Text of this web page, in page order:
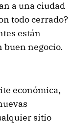
a una ciudad
todo cerrado?
están
buen negocio.
económica,
sitio